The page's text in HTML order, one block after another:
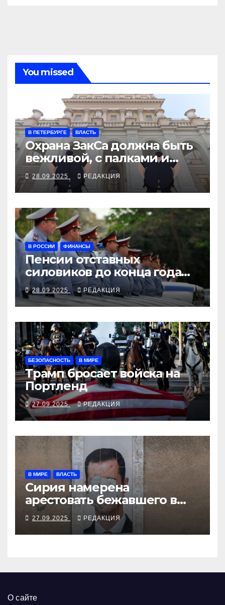
You missed
В ПЕТЕРБУРГЕ ВЛАСТЬ
Охрана ЗакСа должна быть
вежливой, с палками и
наручниками
28.09.2025 РЕДАКЦИЯ
В РОССИИ ФИНАНСЫ
Пенсии отставных
силовиков до конца года
повысятся вместе с
окладами действующих
28.09.2025 РЕДАКЦИЯ
БЕЗОПАСНОСТЬ В МИРЕ
Трамп бросает войска на
Портленд
27.09.2025 РЕДАКЦИЯ
В МИРЕ ВЛАСТЬ
Сирия намерена
арестовать бежавшего в
Москву экс-диктатора
27.09.2025 РЕДАКЦИЯ
О сайте